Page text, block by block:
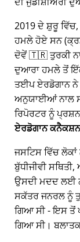
2019 ਦੇ ਸ਼ੁਰੂ
ਹਮਲੇ ਹੋਏ ਸਨ
ਦੋਵੇਂ 🇹🇷 ਤੁਰਕੀ
ਦੁਆਰਾ ਹਮਲੇ ਤੋਂ ਇੱਕ
ਤਈਪ ਏਰਡੋਗਾਨ
ਅਨੁਯਾਈਆਂ ਨਾਲ
ਰਿਪੋਰਟਰ ਨੂੰ
ਏਰਡੋਗਾਨ
ਜਸਟਿਸ ਵਿੱਚ ਲੋਕਾਂ
ਬੁੱਧੀਜੀਵੀ
ਉਸਦੀ ਮਦਦ ਲਈ
ਸਕੱਤਰ ਜਨਰਲ ਨੂੰ
ਗਿਆ ਸੀ - ਇਸ ਤੋਂ
ਗਿਆ ਸੀ।